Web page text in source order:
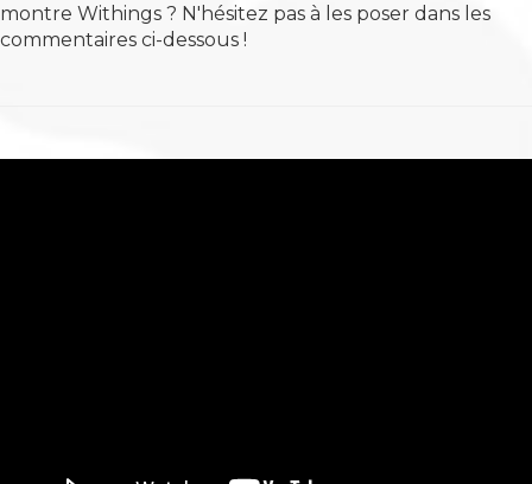
montre Withings ? N'hésitez pas à les poser dans les
commentaires ci-dessous !